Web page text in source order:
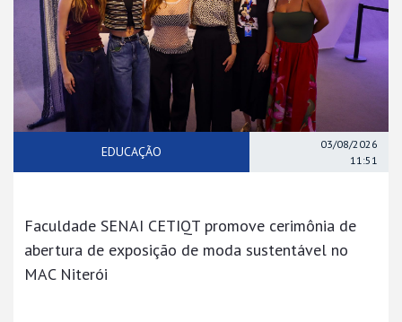
EDUCAÇÃO
03/08/2026
11:51
Faculdade SENAI CETIQT promove cerimônia de
abertura de exposição de moda sustentável no
MAC Niterói